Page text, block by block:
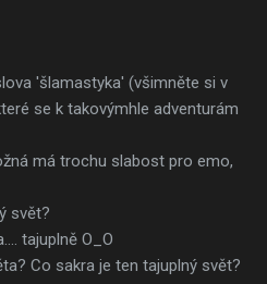
'šlamastyka' (všimněte si v
se k takovýmhle adventurám
má trochu slabost pro emo,
svět?
tajuplně O_O
Co sakra je ten tajuplný svět?